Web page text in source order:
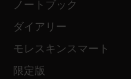
ノートブック
ダイアリー
モレスキンスマート
限定版